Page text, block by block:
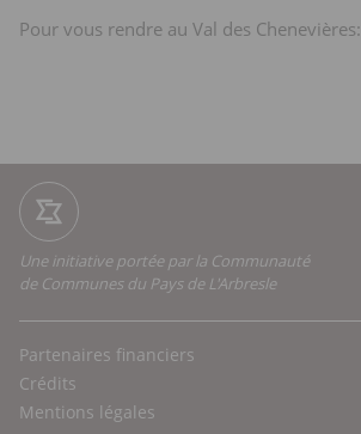
Pour vous rendre au Val des Chenevières:
Une initiative portée par la Communauté
de Communes du Pays de L'Arbresle
Partenaires financiers
Crédits
Mentions légales